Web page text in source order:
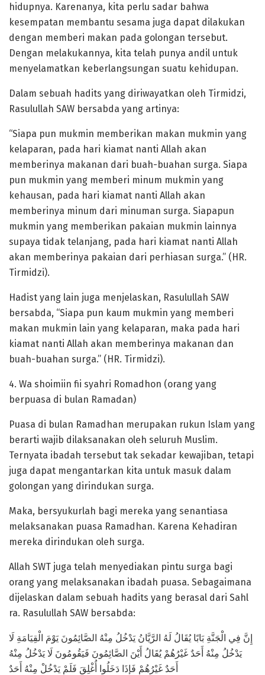
hidupnya. Karenanya, kita perlu sadar bahwa
kesempatan membantu sesama juga dapat dilakukan
dengan memberi makan pada golongan tersebut.
Dengan melakukannya, kita telah punya andil untuk
menyelamatkan keberlangsungan suatu kehidupan.
Dalam sebuah hadits yang diriwayatkan oleh Tirmidzi,
Rasulullah SAW bersabda yang artinya:
“Siapa pun mukmin memberikan makan mukmin yang
kelaparan, pada hari kiamat nanti Allah akan
memberinya makanan dari buah-buahan surga. Siapa
pun mukmin yang memberi minum mukmin yang
kehausan, pada hari kiamat nanti Allah akan
memberinya minum dari minuman surga. Siapapun
mukmin yang memberikan pakaian mukmin lainnya
supaya tidak telanjang, pada hari kiamat nanti Allah
akan memberinya pakaian dari perhiasan surga.” (HR.
Tirmidzi).
Hadist yang lain juga menjelaskan, Rasulullah SAW
bersabda, “Siapa pun kaum mukmin yang memberi
makan mukmin lain yang kelaparan, maka pada hari
kiamat nanti Allah akan memberinya makanan dan
buah-buahan surga.” (HR. Tirmidzi).
4. Wa shoimiin fii syahri Romadhon (orang yang
berpuasa di bulan Ramadan)
Puasa di bulan Ramadhan merupakan rukun Islam yang
berarti wajib dilaksanakan oleh seluruh Muslim.
Ternyata ibadah tersebut tak sekadar kewajiban, tetapi
juga dapat mengantarkan kita untuk masuk dalam
golongan yang dirindukan surga.
Maka, bersyukurlah bagi mereka yang senantiasa
melaksanakan puasa Ramadhan. Karena Kehadiran
mereka dirindukan oleh surga.
Allah SWT juga telah menyediakan pintu surga bagi
orang yang melaksanakan ibadah puasa. Sebagaimana
dijelaskan dalam sebuah hadits yang berasal dari Sahl
ra. Rasulullah SAW bersabda:
يَدْخُلُ مِنْهُ أَحَدٌ غَيْرُهُمْ يُقَالُ أَيْنَ الصَّائِمُونَ فَيَقُومُونَ لَا يَدْخُلُ مِنْهُ
أَحَدٌ غَيْرُهُمْ فَإِذَا دَخَلُوا أُغْلِقَ فَلَمْ يَدْخُلْ مِنْهُ أَحَدٌ